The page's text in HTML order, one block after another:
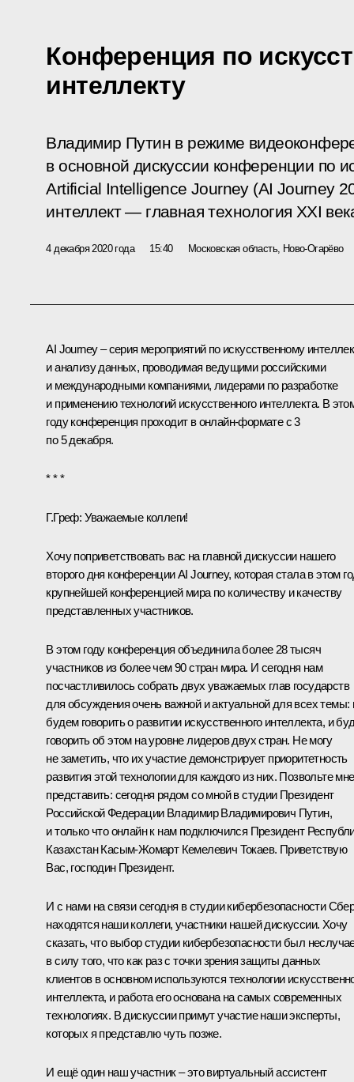
Конференция по
интеллекту
Владимир Путин в режиме
в основной дискуссии конференции по
Artificial Intelligence Journey (AI Journey
интеллект — главная технология XXI
4 декабря 2020 года 15:40 Московская область, Ново-Огарёво
AI Journey – серия мероприятий по искусственному
и анализу данных, проводимая ведущими российскими
и международными компаниями, лидерами по разработке
и применению технологий искусственного интеллекта. В
году конференция проходит в онлайн-формате с 3
по 5 декабря.
* * *
Г.Греф: Уважаемые коллеги!
Хочу поприветствовать вас на главной дискуссии нашего
второго дня конференции AI Journey, которая стала в этом
крупнейшей конференцией мира по количеству и качеству
представленных участников.
В этом году конференция объединила более 28 тысяч
участников из более чем 90 стран мира. И сегодня нам
посчастливилось собрать двух уважаемых глав государств
для обсуждения очень важной и актуальной для всех
будем говорить о развитии искусственного интеллекта, и
говорить об этом на уровне лидеров двух стран. Не могу
не заметить, что их участие демонстрирует приоритетность
развития этой технологии для каждого из них. Позвольте мне
представить: сегодня рядом со мной в студии Президент
Российской Федерации Владимир Владимирович Путин,
и только что онлайн к нам подключился Президент
Казахстан Касым-Жомарт Кемелевич Токаев. Приветствую
Вас, господин Президент.
И с нами на связи сегодня в студии кибербезопасности
находятся наши коллеги, участники нашей дискуссии. Хочу
сказать, что выбор студии кибербезопасности был
в силу того, что как раз с точки зрения защиты данных
клиентов в основном используются технологии
интеллекта, и работа его основана на самых современных
технологиях. В дискуссии примут участие наши эксперты,
которых я представлю чуть позже.
И ещё один наш участник – это виртуальный ассистент